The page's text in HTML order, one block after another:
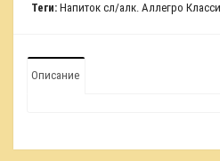
Теги: Напиток сл/алк. Аллегро
Описание